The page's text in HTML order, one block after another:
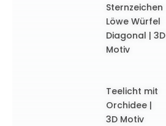
Sternzeichen
Löwe Würfel
Diagonal | 3D
Motiv
Teelicht mit
Orchidee |
3D Motiv